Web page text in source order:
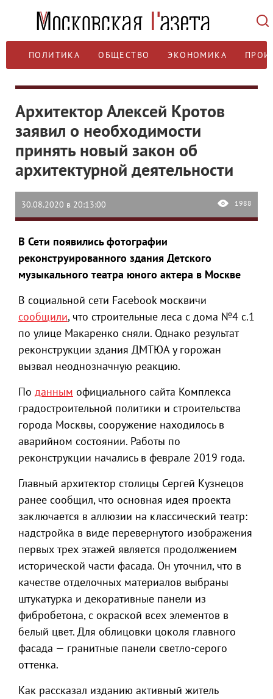
ПОЛИТИКА ОБЩЕСТВО ЭКОНОМИКА
Архитектор Алексей Кротов
заявил о необходимости
принять новый закон об
архитектурной деятельности
30.08.2020 в 20:13:00 1988
В Сети появились фотографии
реконструированного здания Детского
музыкального театра юного актера в Москве
В социальной сети Facebook москвичи
сообщили, что строительные леса с дома №4 с.1
по улице Макаренко сняли. Однако результат
реконструкции здания ДМТЮА у горожан
вызвал неоднозначную реакцию.
По данным официального сайта Комплекса
градостроительной политики и строительства
города Москвы, сооружение находилось в
аварийном состоянии. Работы по
реконструкции начались в феврале 2019 года.
Главный архитектор столицы Сергей Кузнецов
ранее сообщил, что основная идея проекта
заключается в аллюзии на классический театр:
надстройка в виде перевернутого изображения
первых трех этажей является продолжением
исторической части фасада. Он уточнил, что в
качестве отделочных материалов выбраны
штукатурка и декоративные панели из
фибробетона, с окраской всех элементов в
белый цвет. Для облицовки цоколя главного
фасада — гранитные панели светло-серого
оттенка.
Как рассказал изданию активный житель